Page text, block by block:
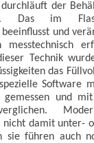
der
Das im
beeinflusst und
messtechnisch
Technik
das
Software
gemessen und
nicht damit unter-
sie führen auch